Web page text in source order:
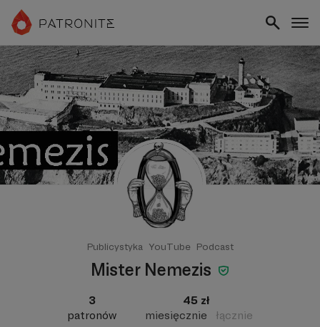
Publicystyka YouTube Podcast
Mister Nemezis
3
patronów
45 zł
miesięcznie
łącznie